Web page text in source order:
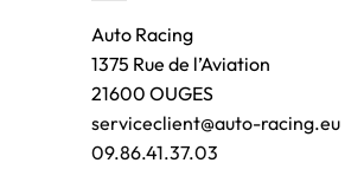
Auto Racing
1375 Rue de l’Aviation
21600 OUGES
serviceclient@auto-racing.eu
09.86.41.37.03